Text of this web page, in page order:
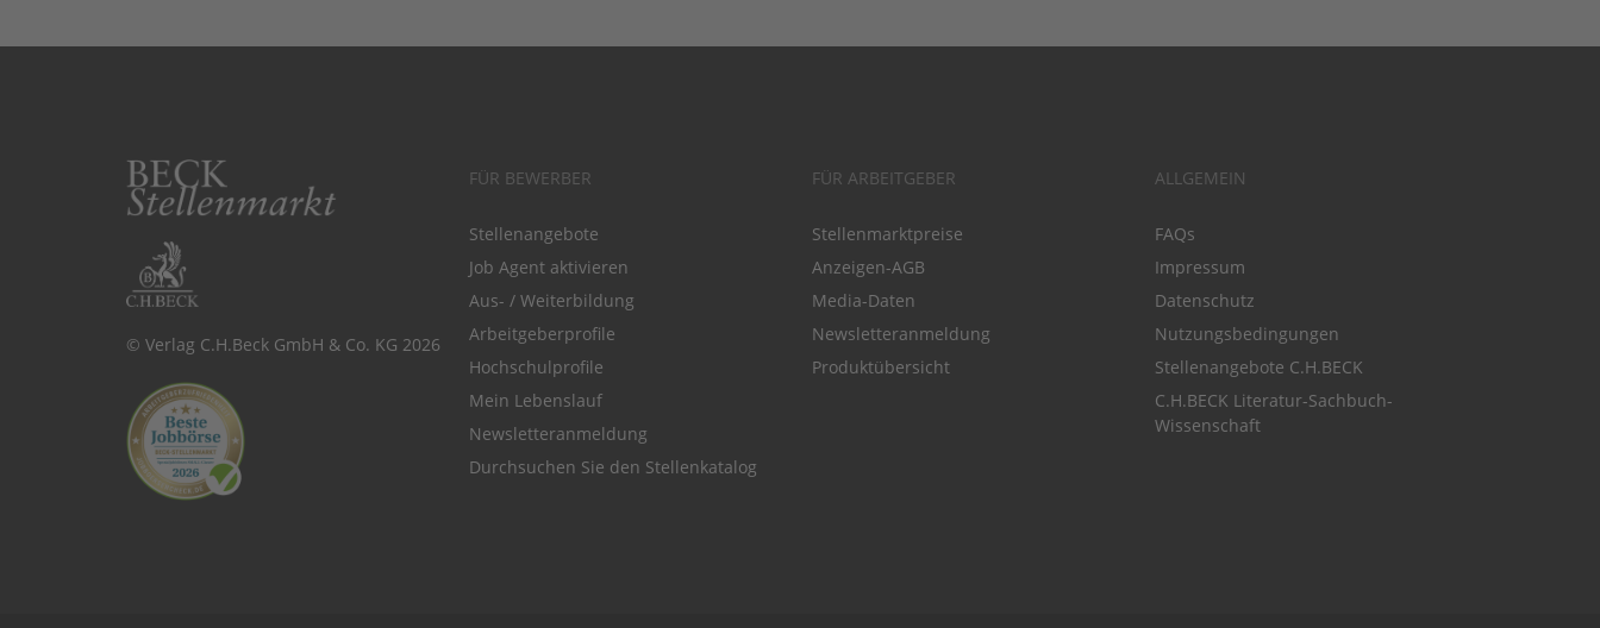
© Verlag C.H.Beck GmbH & Co. KG 2026
FÜR BEWERBER
Stellenangebote
Job Agent aktivieren
Aus- / Weiterbildung
Arbeitgeberprofile
Hochschulprofile
Mein Lebenslauf
Newsletteranmeldung
Durchsuchen Sie den Stellenkatalog
FÜR ARBEITGEBER
Stellenmarktpreise
Anzeigen-AGB
Media-Daten
Newsletteranmeldung
Produktübersicht
ALLGEMEIN
FAQs
Impressum
Datenschutz
Nutzungsbedingungen
Stellenangebote C.H.BECK
C.H.BECK Literatur-Sachbuch-
Wissenschaft